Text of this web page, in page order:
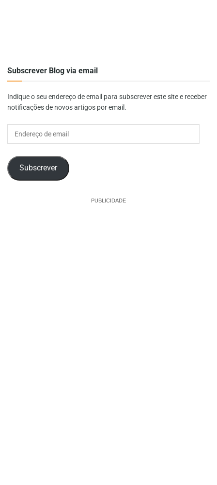
Subscrever Blog via email
Indique o seu endereço de email para subscrever este site e receber
notificações de novos artigos por email.
Subscrever
PUBLICIDADE